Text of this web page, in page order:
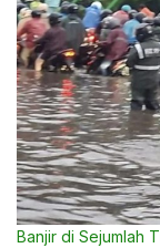
Banjir di Sejumlah